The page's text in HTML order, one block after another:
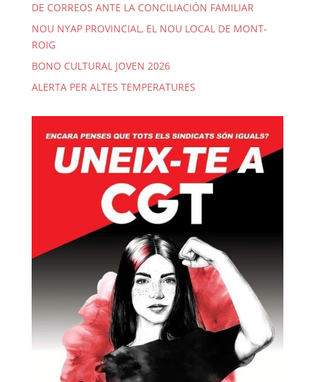
DE CORREOS ANTE LA CONCILIACIÓN FAMILIAR
NOU NYAP PROVINCIAL, EL NOU LOCAL DE MONT-
ROIG
BONO CULTURAL JOVEN 2026
ALERTA PER ALTES TEMPERATURES